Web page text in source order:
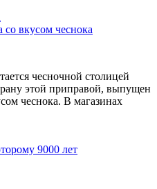
вкусом чеснока
чесночной столицей
этой приправой, выпущен
чеснока. В магазинах
9000 лет